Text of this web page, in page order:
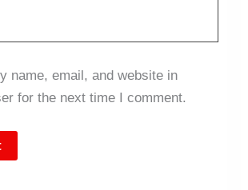
name, email, and website in
for the next time I comment.